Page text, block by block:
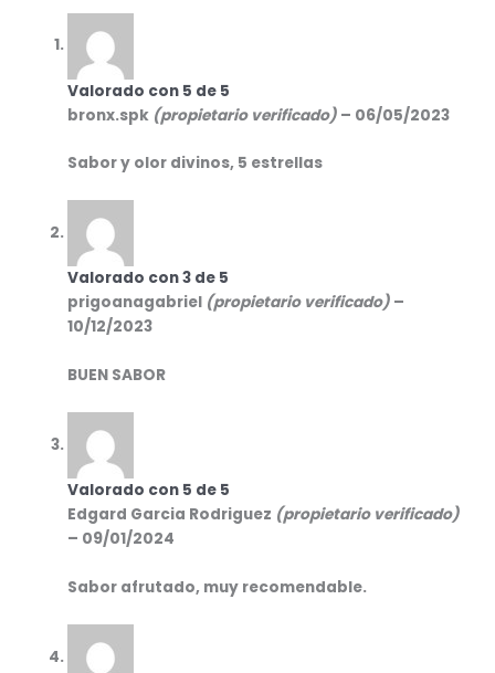
Valorado con 5 de 5
bronx.spk (propietario verificado) – 06/05/2023
Sabor y olor divinos, 5 estrellas
Valorado con3 de 5
prigoanagabriel (propietario verificado) –
10/12/2023
BUEN SABOR
Valorado con 5 de 5
Edgard Garcia Rodriguez (propietario verificado)
– 09/01/2024
Sabor afrutado, muy recomendable.